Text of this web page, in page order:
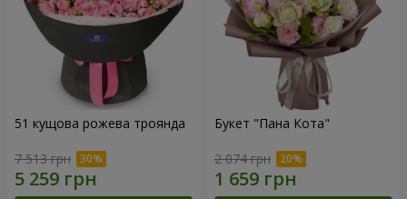
51 кущова рожева троянда
7 513 грн
Букет "Пана Кота"
2 074 грн